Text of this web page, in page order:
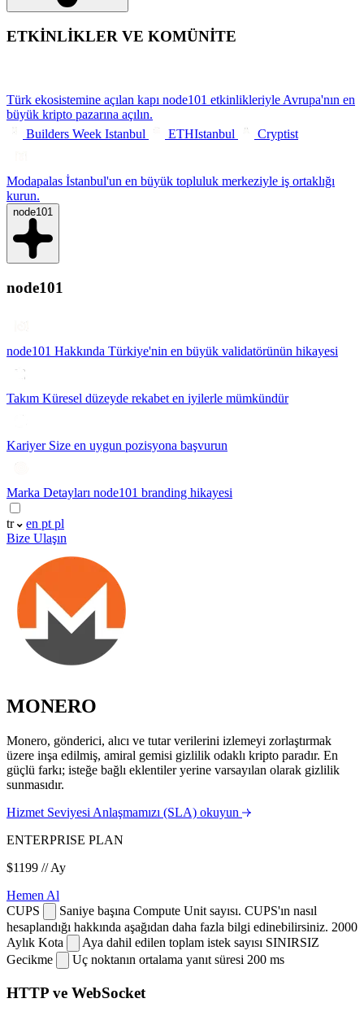
ETKİNLİKLER VE KOMÜNİTE
Türk ekosistemine açılan kapı node101 etkinlikleriyle Avrupa'nın en
büyük kripto pazarına açılın.
Builders Week Istanbul
ETHIstanbul Cryptist
Modapalas İstanbul'un en büyük topluluk merkeziyle iş ortaklığı
kurun.
node101
node101
node101 Hakkında Türkiye'nin en büyük validatörünün hikayesi
Takım Küresel düzeyde rekabet en iyilerle mümkündür
Kariyer Size en uygun pozisyona başvurun
Marka Detayları node101 branding hikayesi
tr en pt pl
Bize Ulaşın
MONERO
Monero, gönderici, alıcı ve tutar verilerini izlemeyi zorlaştırmak
üzere inşa edilmiş, amiral gemisi gizlilik odaklı kripto paradır. En
güçlü farkı; isteğe bağlı eklentiler yerine varsayılan olarak gizlilik
sunmasıdır.
Hizmet Seviyesi Anlaşmamızı (SLA) okuyun
ENTERPRISE PLAN
$1199 // Ay
Hemen Al
CUPS
Saniye başına Compute Unit sayısı. CUPS'ın nasıl
hesaplandığı hakkında aşağıdan daha fazla bilgi edinebilirsiniz. 2000
Aylık Kota
Aya dahil edilen toplam istek sayısı SINIRSIZ
Gecikme
Uç noktanın ortalama yanıt süresi 200 ms
HTTP ve WebSocket